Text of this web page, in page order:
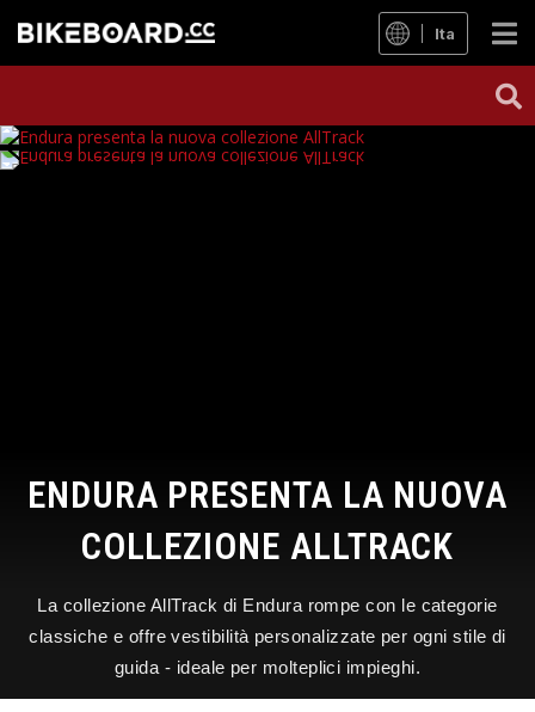
Ita
ENDURA PRESENTA LA NUOVA
COLLEZIONE ALLTRACK
La collezione AllTrack di Endura rompe con le categorie
classiche e offre vestibilità personalizzate per ogni stile di
guida - ideale per molteplici impieghi.